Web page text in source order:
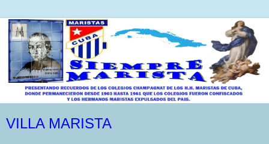
VILLA MARISTA